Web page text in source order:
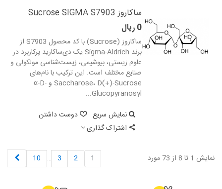
ساکاروز Sucrose SIGMA S7903
0 ریال
ساکاروز (Sucrose) با کد محصول S7903 از
برند Sigma-Aldrich یک دی‌ساکارید پرکاربرد در
علوم زیستی، بیوشیمی، زیست‌شناسی مولکولی و
صنایع مختلف است. این ترکیب با نام‌های
Saccharose، D(+)-Sucrose و α-D-
Glucopyranosyl...
نمایش سریع
دوست داشتن
اشتراک گذاری
نمایش 1 تا 8 از 73 مورد 1
2
3
…
10